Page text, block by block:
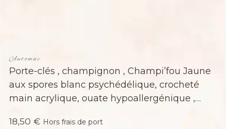
Automne
Porte-clés , champignon , Champi’fou Jaune
aux spores blanc psychédélique, crocheté
main acrylique, ouate hypoallergénique ,…
18,50 € Hors frais de port